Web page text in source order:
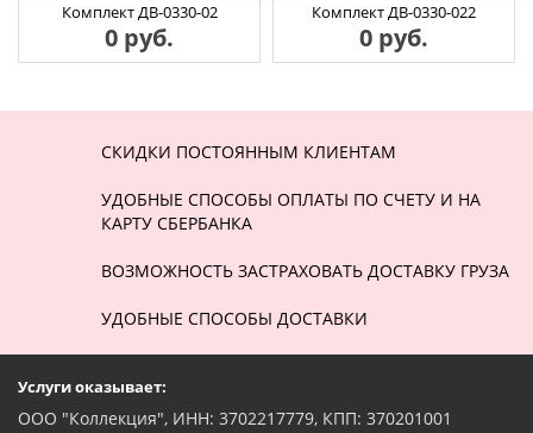
Комплект ДВ-0330-02
0 руб.
Комплект ДВ-0330-022
0 руб.
СКИДКИ ПОСТОЯННЫМ КЛИЕНТАМ
УДОБНЫЕ СПОСОБЫ ОПЛАТЫ ПО СЧЕТУ И НА
КАРТУ СБЕРБАНКА
ВОЗМОЖНОСТЬ ЗАСТРАХОВАТЬ ДОСТАВКУ ГРУЗА
УДОБНЫЕ СПОСОБЫ ДОСТАВКИ
Услуги оказывает:
ООО "Коллекция", ИНН: 3702217779, КПП: 370201001